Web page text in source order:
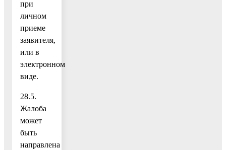
при
личном
приеме
заявителя,
или в
электронном
виде.
28.5.
Жалоба
может
быть
направлена